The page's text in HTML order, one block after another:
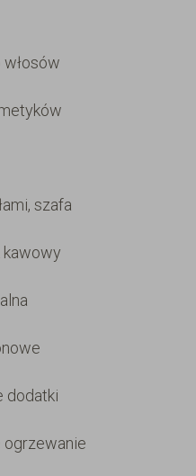
włosów
szafa
kawowy
dodatki
ogrzewanie